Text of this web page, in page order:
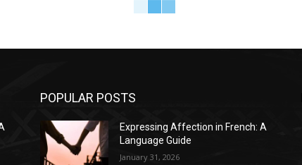
POPULAR POSTS
Expressing Affection in French: A
Language Guide
January 31, 2026